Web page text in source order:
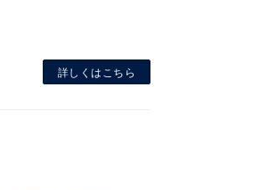
詳しくはこちら